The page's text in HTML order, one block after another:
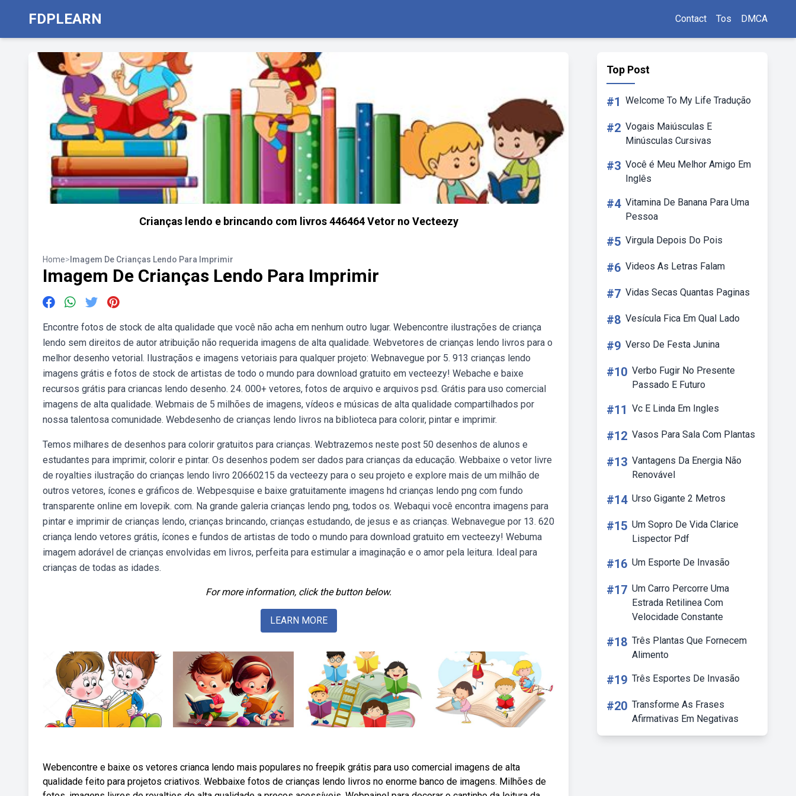
FDPLEARN Contact Tos DMCA
Crianças lendo e brincando com livros 446464 Vetor no Vecteezy
Home> Imagem De Crianças Lendo Para Imprimir
Imagem De Crianças Lendo Para Imprimir
Encontre fotos de stock de alta qualidade que você não acha em nenhum outro lugar. Webencontre ilustrações de criança
lendo sem direitos de autor atribuição não requerida imagens de alta qualidade. Webvetores de crianças lendo livros para o
melhor desenho vetorial. Ilustraçãos e imagens vetoriais para qualquer projeto: Webnavegue por 5. 913 crianças lendo
imagens grátis e fotos de stock de artistas de todo o mundo para download gratuito em vecteezy! Webache e baixe
recursos grátis para criancas lendo desenho. 24. 000+ vetores, fotos de arquivo e arquivos psd. Grátis para uso comercial
imagens de alta qualidade. Webmais de 5 milhões de imagens, vídeos e músicas de alta qualidade compartilhados por
nossa talentosa comunidade. Webdesenho de crianças lendo livros na biblioteca para colorir, pintar e imprimir.
Temos milhares de desenhos para colorir gratuitos para crianças. Webtrazemos neste post 50 desenhos de alunos e
estudantes para imprimir, colorir e pintar. Os desenhos podem ser dados para crianças da educação. Webbaixe o vetor livre
de royalties ilustração do crianças lendo livro 20660215 da vecteezy para o seu projeto e explore mais de um milhão de
outros vetores, ícones e gráficos de. Webpesquise e baixe gratuitamente imagens hd crianças lendo png com fundo
transparente online em lovepik. com. Na grande galeria crianças lendo png, todos os. Webaqui você encontra imagens para
pintar e imprimir de crianças lendo, crianças brincando, crianças estudando, de jesus e as crianças. Webnavegue por 13. 620
criança lendo vetores grátis, ícones e fundos de artistas de todo o mundo para download gratuito em vecteezy! Webuma
imagem adorável de crianças envolvidas em livros, perfeita para estimular a imaginação e o amor pela leitura. Ideal para
crianças de todas as idades.
For more information, click the button below.
LEARN MORE
Webencontre e baixe os vetores crianca lendo mais populares no freepik grátis para uso comercial imagens de alta
qualidade feito para projetos criativos. Webbaixe fotos de crianças lendo livros no enorme banco de imagens. Milhões de
Top Post
#1 Welcome To My Life Tradução
#2 Vogais Maiúsculas E
Minúsculas Cursivas
#3 Você é Meu Melhor Amigo Em
Inglês
#4 Vitamina De Banana Para Uma
Pessoa
#5 Virgula Depois Do Pois
#6 Videos As Letras Falam
#7 Vidas Secas Quantas Paginas
#8 Vesícula Fica Em Qual Lado
#9 Verso De Festa Junina
#10 Verbo Fugir No Presente
Passado E Futuro
#11 Vc E Linda Em Ingles
#12 Vasos Para Sala Com Plantas
#13 Vantagens Da Energia Não
Renovável
#14 Urso Gigante 2 Metros
#15 Um Sopro De Vida Clarice
Lispector Pdf
#16 Um Esporte De Invasão
#17 Um Carro Percorre Uma
Estrada Retilinea Com
Velocidade Constante
#18 Três Plantas Que Fornecem
Alimento
#19 Três Esportes De Invasão
#20 Transforme As Frases
Afirmativas Em Negativas